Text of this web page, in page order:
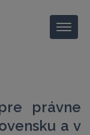
Menu
právne
a v